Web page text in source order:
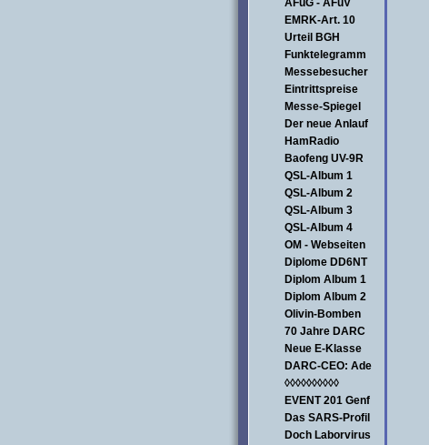
AFuG - AFuV
EMRK-Art. 10
Urteil BGH
Funktelegramm
Messebesucher
Eintrittspreise
Messe-Spiegel
Der neue Anlauf
HamRadio
Baofeng UV-9R
QSL-Album 1
QSL-Album 2
QSL-Album 3
QSL-Album 4
OM - Webseiten
Diplome DD6NT
Diplom Album 1
Diplom Album 2
Olivin-Bomben
70 Jahre DARC
Neue E-Klasse
DARC-CEO: Ade
◊◊◊◊◊◊◊◊◊◊
EVENT 201 Genf
Das SARS-Profil
Doch Laborvirus